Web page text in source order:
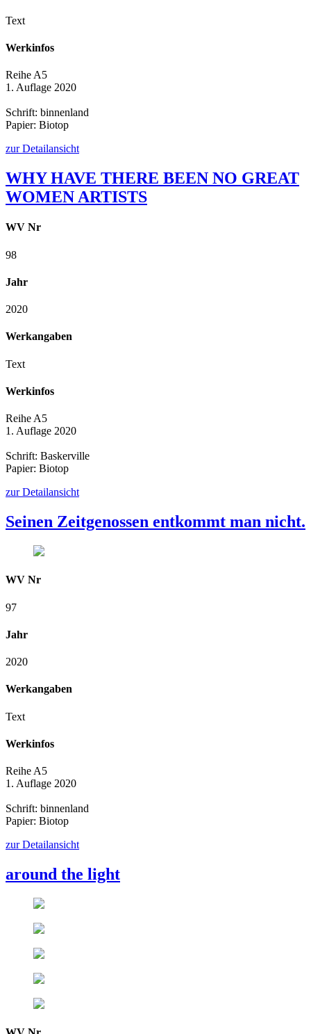
Text
Werkinfos
Reihe A5
1. Auflage 2020
Schrift: binnenland
Papier: Biotop
zur Detailansicht
WHY HAVE THERE BEEN NO GREAT
WOMEN ARTISTS
WV Nr
98
Jahr
2020
Werkangaben
Text
Werkinfos
Reihe A5
1. Auflage 2020
Schrift: Baskerville
Papier: Biotop
zur Detailansicht
Seinen Zeitgenossen entkommt man nicht.
WV Nr
97
Jahr
2020
Werkangaben
Text
Werkinfos
Reihe A5
1. Auflage 2020
Schrift: binnenland
Papier: Biotop
zur Detailansicht
around the light